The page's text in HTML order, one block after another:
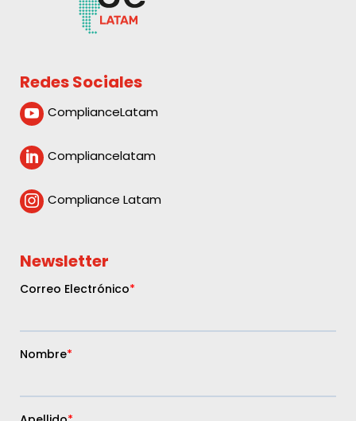
Redes Sociales
 ComplianceLatam
 Compliancelatam
 Compliance Latam
Newsletter